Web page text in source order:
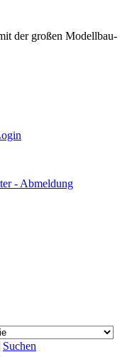
der großen Modellbau-
- Abmeldung
Suchen